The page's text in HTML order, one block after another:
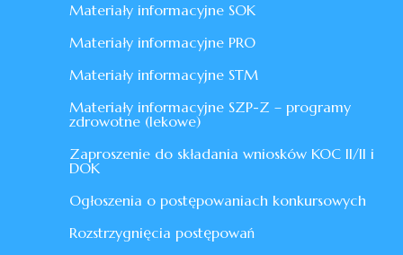
Materiały informacyjne SOK
Materiały informacyjne PRO
Materiały informacyjne STM
Materiały informacyjne SZP-Z – programy
zdrowotne (lekowe)
Zaproszenie do składania wniosków KOC II/II i
DOK
Ogłoszenia o postępowaniach konkursowych
Rozstrzygnięcia postępowań